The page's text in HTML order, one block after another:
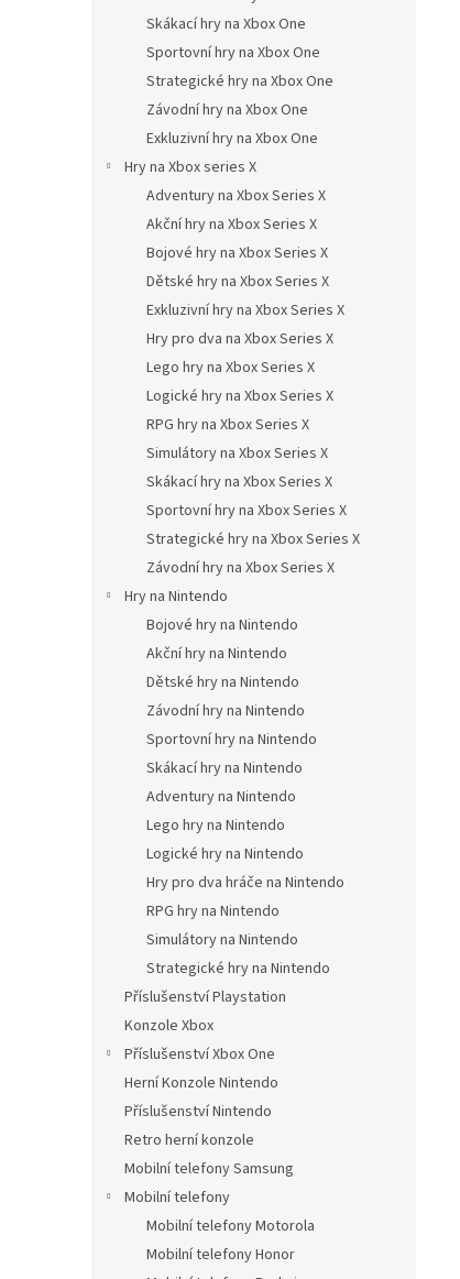
Skákací hry na Xbox One
Sportovní hry na Xbox One
Strategické hry na Xbox One
Závodní hry na Xbox One
Exkluzivní hry na Xbox One
Hry na Xbox series X
Adventury na Xbox Series X
Akční hry na Xbox Series X
Bojové hry na Xbox Series X
Dětské hry na Xbox Series X
Exkluzivní hry na Xbox Series X
Hry pro dva na Xbox Series X
Lego hry na Xbox Series X
Logické hry na Xbox Series X
RPG hry na Xbox Series X
Simulátory na Xbox Series X
Skákací hry na Xbox Series X
Sportovní hry na Xbox Series X
Strategické hry na Xbox Series X
Závodní hry na Xbox Series X
Hry na Nintendo
Bojové hry na Nintendo
Akční hry na Nintendo
Dětské hry na Nintendo
Závodní hry na Nintendo
Sportovní hry na Nintendo
Skákací hry na Nintendo
Adventury na Nintendo
Lego hry na Nintendo
Logické hry na Nintendo
Hry pro dva hráče na Nintendo
RPG hry na Nintendo
Simulátory na Nintendo
Strategické hry na Nintendo
Příslušenství Playstation
Konzole Xbox
Příslušenství Xbox One
Herní Konzole Nintendo
Příslušenství Nintendo
Retro herní konzole
Mobilní telefony Samsung
Mobilní telefony
Mobilní telefony Motorola
Mobilní telefony Honor